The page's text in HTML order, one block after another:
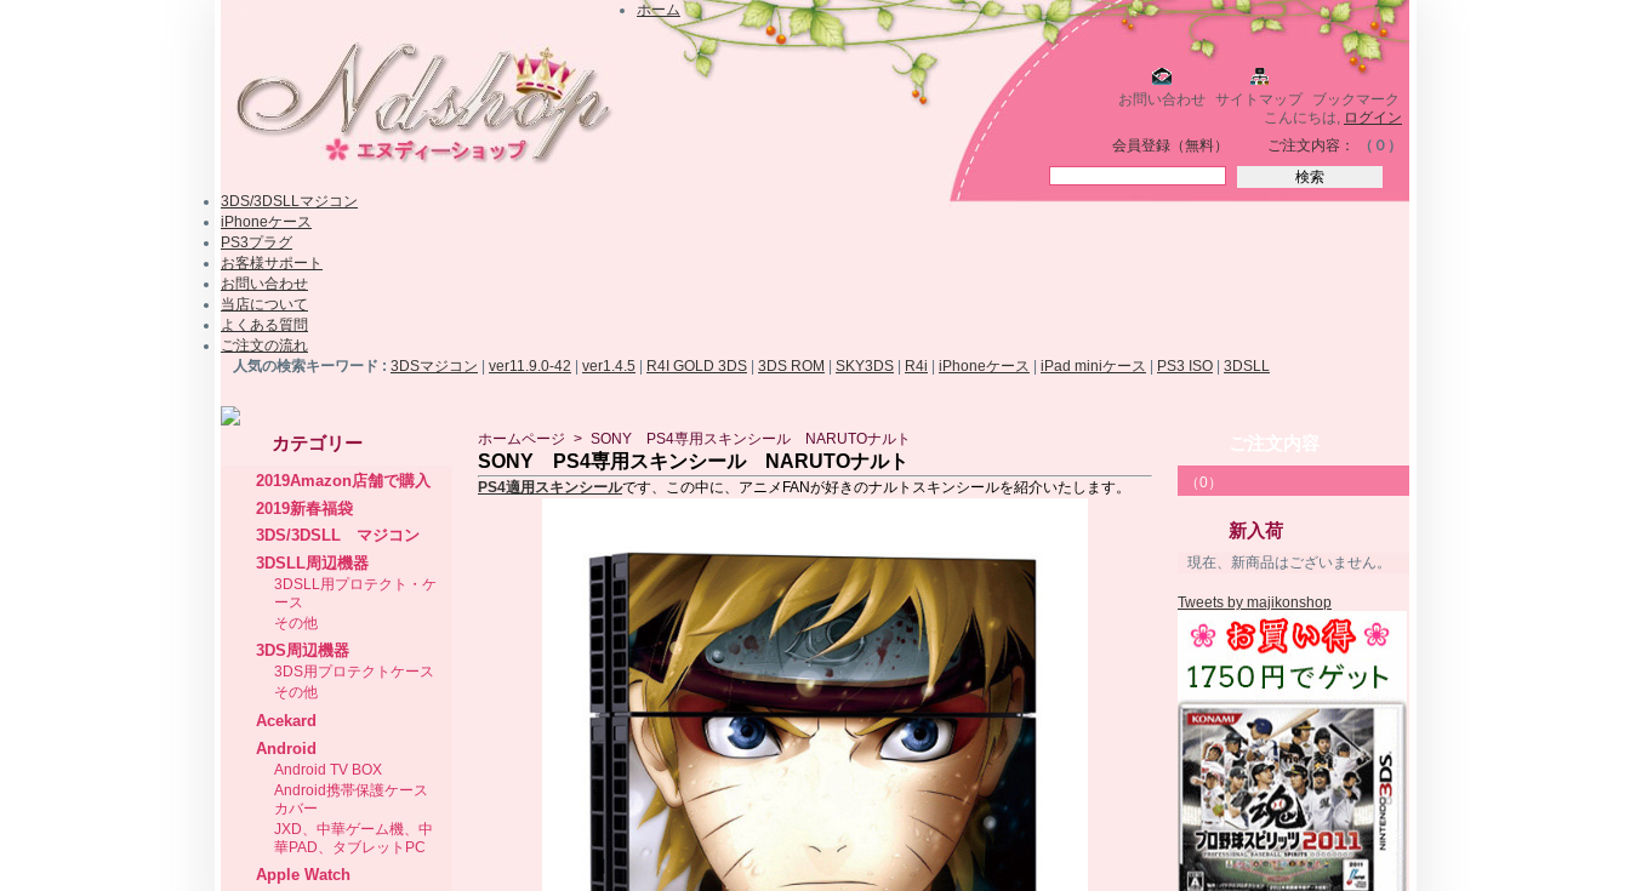
お問い合わせ サイトマップ
ブックマーク
こんにちは,
ログイン
ご注文内容： （０）
会員登録（無料）
ホーム
3DS/3DSLLマジコン
iPhoneケース
PS3プラグ
お客様サポート
お問い合わせ
当店について
よくある質問
ご注文の流れ
人気の検索キーワード : 3DSマジコン ver11.9.0-42 ver1.4.5 R4I GOLD 3DS 3DS ROM SKY3DS R4i iPhoneケース iPad miniケース PS3 ISO 3DSLL
カテゴリー
2019Amazon店舗で購入
2019新春福袋
3DS/3DSLL マジコン
3DSLL周辺機器
3DSLL用プロテクト・ケ
ース
その他
3DS周辺機器
3DS用プロテクトケース
その他
Acekard
Android
Android TV BOX
Android携帯保護ケース
カバー
JXD、中華ゲーム機、中
華PAD、タブレットPC
Apple Watch
ホームページ > SONY PS4専用スキンシール NARUTOナルト
SONY PS4専用スキンシール NARUTOナルト
PS4適用スキンシールです、この中に、アニメFANが好きのナルトスキンシールを紹介いたします。 （0）
新入荷
現在、新商品はございません。
Tweets by majikonshop